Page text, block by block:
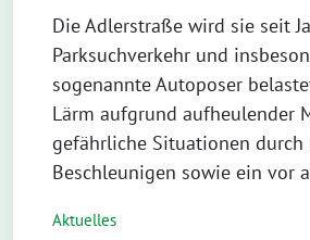
Die Adlerstraße wird sie seit
Parksuchverkehr und
sogenannte Autoposer
Lärm aufgrund aufheulender
gefährliche Situationen durch
Beschleunigen sowie ein vor
Aktuelles